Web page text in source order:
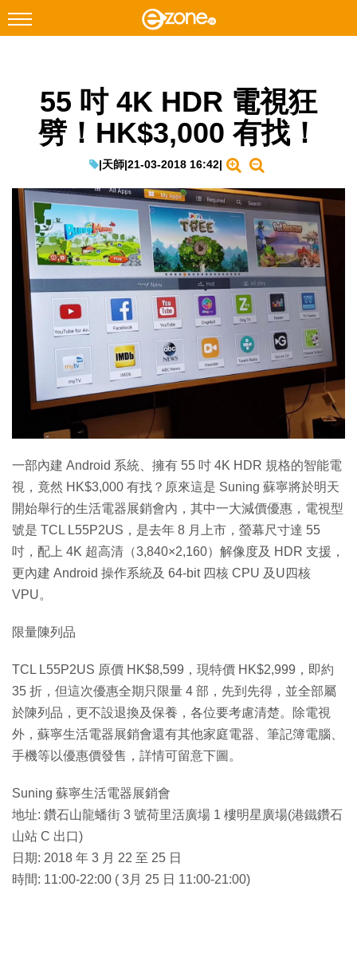
Facebook Instagram
科技焦點
遊戲動漫
教學評測
EduTech
IT Times
生成式AI與雲端應用
Enterprise Digital Transformation
55 吋 4K HDR 電視狂
劈！HK$3,000 有找！
|天師|21-03-2018 16:42|
一部內建 Android 系統、擁有 55 吋 4K HDR 規格的智能電
視，竟然 HK$3,000 有找？原來這是 Suning 蘇寧將於明天
開始舉行的生活電器展銷會內，其中一大減價優惠，電視型
號是 TCL L55P2US，是去年 8 月上市，螢幕尺寸達 55
吋，配上 4K 超高清（3,840×2,160）解像度及 HDR 支援，
更內建 Android 操作系統及 64-bit 四核 CPU 及U四核
VPU。
限量陳列品
TCL L55P2US 原價 HK$8,599，現特價 HK$2,999，即約
35 折，但這次優惠全期只限量 4 部，先到先得，並全部屬
於陳列品，更不設退換及保養，各位要考慮清楚。除電視
外，蘇寧生活電器展銷會還有其他家庭電器、筆記簿電腦、
手機等以優惠價發售，詳情可留意下圖。
Suning 蘇寧生活電器展銷會
地址: 鑽石山龍蟠街 3 號荷里活廣場 1 樓明星廣場(港鐵鑽石
山站 C 出口)
日期: 2018 年 3 月 22 至 25 日
時間: 11:00-22:00 ( 3月 25 日 11:00-21:00)